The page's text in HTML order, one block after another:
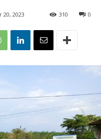
20, 2023 0
310